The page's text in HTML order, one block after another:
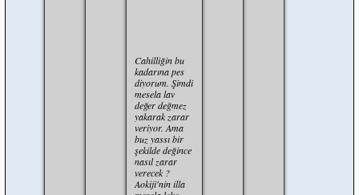
Cahilliğin bu
kadarına pes
diyorum. Şimdi
mesela lav
değer değmez
yakarak zarar
veriyor. Ama
buz yassı bir
şekilde değince
nasıl zarar
verecek ?
Aokiji'nin illa